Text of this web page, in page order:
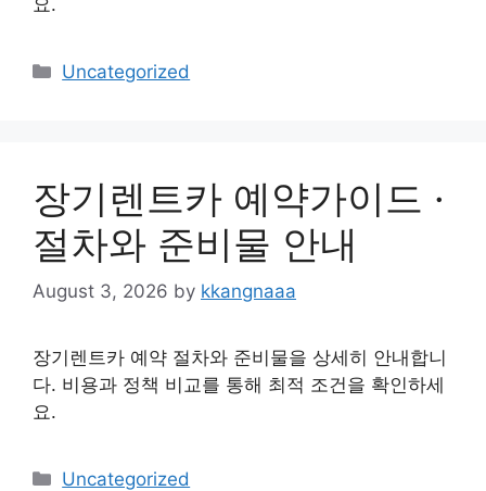
Categories
Uncategorized
장기렌트카 예약가이드 ·
절차와 준비물 안내
August 3, 2026 by kkangnaaa
장기렌트카 예약 절차와 준비물을 상세히 안내합니
다. 비용과 정책 비교를 통해 최적 조건을 확인하세
요.
Categories
Uncategorized